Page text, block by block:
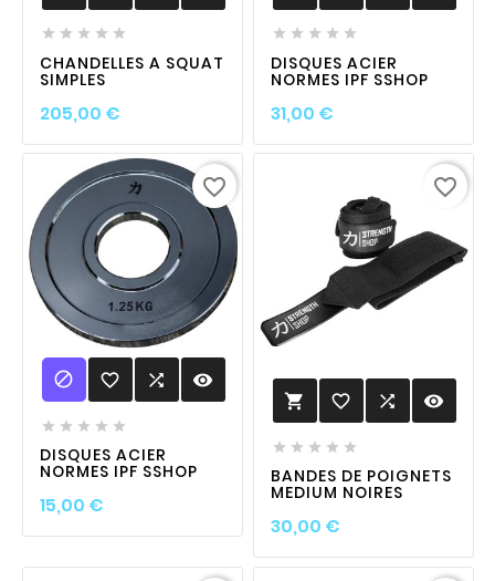
    
CHANDELLES A SQUAT
SIMPLES
205,00 €Prix
    
DISQUES ACIER
NORMES IPF SSHOP
31,00 €Prix
 favorite_border  visibility
    
DISQUES ACIER
NORMES IPF SSHOP
15,00 €Prix
favorite_border
 favorite_border  visibility
    
BANDES DE POIGNETS
MEDIUM NOIRES
30,00 €Prix
favorite_border